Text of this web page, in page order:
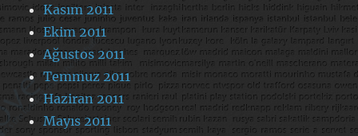
Kasım 2011
Ekim 2011
Ağustos 2011
Temmuz 2011
Haziran 2011
Mayıs 2011